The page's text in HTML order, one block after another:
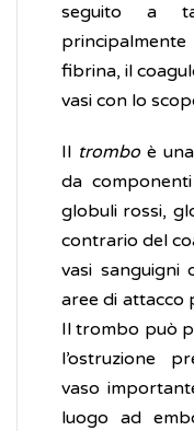
seguito a
principalmente
fibrina, il
vasi con lo
Il tromboè una
da
globuli rossi,
contrario del
vasi sanguigni
aree di attacco
Il trombo può
l’ostruzione
vaso
luogo ad